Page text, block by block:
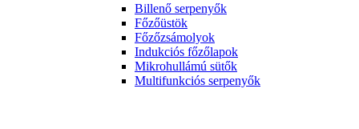
Billenő serpenyők
Főzőüstök
Főzőzsámolyok
Indukciós főzőlapok
Mikrohullámú sütők
Multifunkciós serpenyők